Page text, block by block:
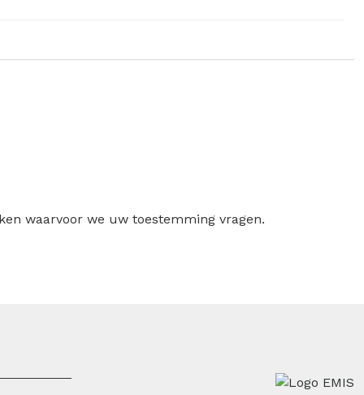
waarvoor we uw toestemming vragen.